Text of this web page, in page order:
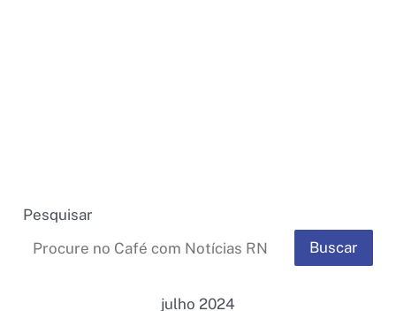
Pesquisar
Buscar
julho 2024